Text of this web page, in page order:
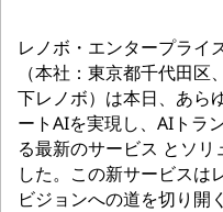
レノボ・エンタープライ
（本社：東京都千代田
下レノボ）は本日、あら
ートAIを実現し、AIトラ
る最新のサービス とソ
した。この新サービスは
ビジョンへの道を切り開